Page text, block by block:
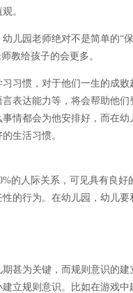
。
儿园老师绝对不是简单的“
教给孩子的会更多。
习惯，对于他们一生的成
表达能力等，将会帮助他们
情都会为他安排好，而在
生活习惯。
的人际关系，可见具有良
的行为。在幼儿园，幼儿
甚为关键，而规则意识的
立规则意识。比如在游戏